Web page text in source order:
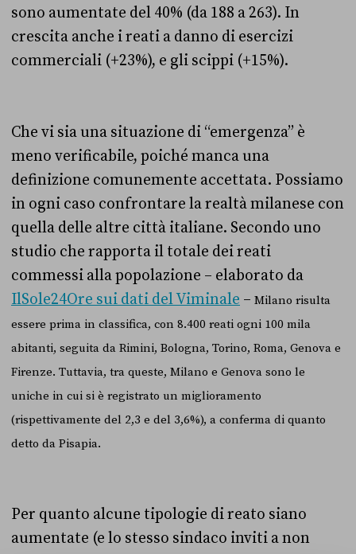
sono aumentate del 40% (da 188 a 263). In
crescita anche i reati a danno di esercizi
commerciali (+23%), e gli scippi (+15%).
Che vi sia una situazione di “emergenza” è
meno verificabile, poiché manca una
definizione comunemente accettata. Possiamo
in ogni caso confrontare la realtà milanese con
quella delle altre città italiane. Secondo uno
studio che rapporta il totale dei reati
commessi alla popolazione – elaborato da
IlSole24Ore sui dati del Viminale – Milano risulta
essere prima in classifica, con 8.400 reati ogni 100 mila
abitanti, seguita da Rimini, Bologna, Torino, Roma, Genova e
Firenze. Tuttavia, tra queste, Milano e Genova sono le
uniche in cui si è registrato un miglioramento
(rispettivamente del 2,3 e del 3,6%), a conferma di quanto
detto da Pisapia.
Per quanto alcune tipologie di reato siano
aumentate (e lo stesso sindaco inviti a non